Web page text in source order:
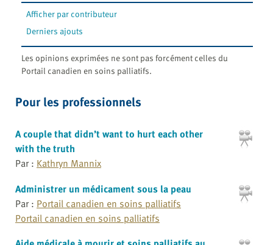
Afficher par contributeur
Derniers ajouts
Les opinions exprimées ne sont pas forcément celles du
Portail canadien en soins palliatifs.
Pour les professionnels
A couple that didn’t want to hurt each other
with the truth
Par : Kathryn Mannix
Administrer un médicament sous la peau
Par : Portail canadien en soins palliatifs
Portail canadien en soins palliatifs